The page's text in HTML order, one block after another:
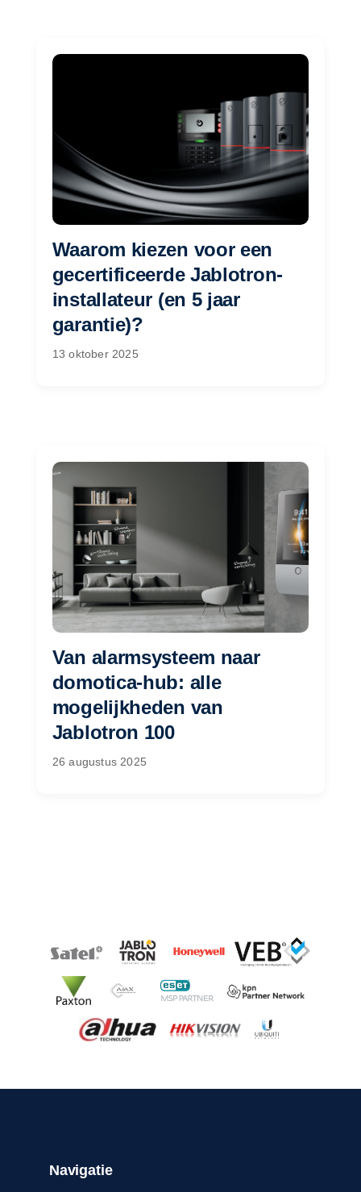
Waarom kiezen voor een
gecertificeerde Jablotron-
installateur (en 5 jaar
garantie)?
13 oktober 2025
Van alarmsysteem naar
domotica-hub: alle
mogelijkheden van
Jablotron 100
26 augustus 2025
Navigatie